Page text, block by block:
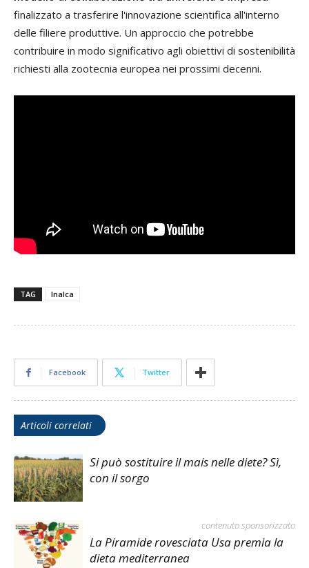
finalizzato a trasferire l'innovazione scientifica all'interno
delle filiere produttive. Un approccio che potrebbe
contribuire in modo significativo agli obiettivi di sostenibilità
richiesti alla zootecnia europea nei prossimi decenni.
TAG Inalca
Facebook Twitter
Articoli correlati
Si può sostituire il mais nelle diete? Sì,
con il sorgo
contenuto sponsorizzato
La Piramide rovesciata Usa premia la
dieta mediterranea